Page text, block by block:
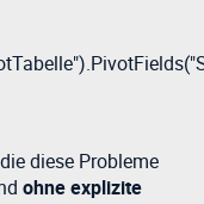
diese Probleme
ohne explizite